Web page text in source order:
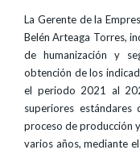
La Gerente de la
Belén Arteaga Torres,
de humanización y
obtención de los
el periodo 2021 al
superiores
proceso de producción
varios años, mediante